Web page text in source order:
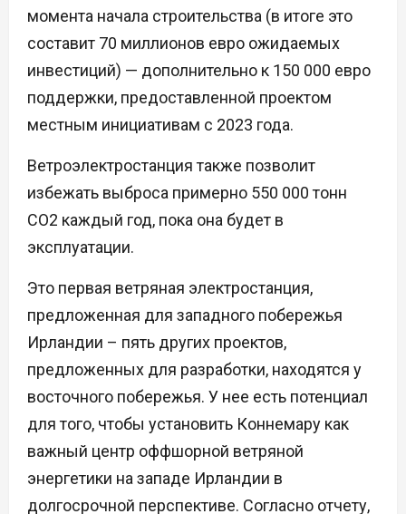
момента начала строительства (в итоге это
составит 70 миллионов евро ожидаемых
инвестиций) — дополнительно к 150 000 евро
поддержки, предоставленной проектом
местным инициативам с 2023 года.
Ветроэлектростанция также позволит
избежать выброса примерно 550 000 тонн
CO2 каждый год, пока она будет в
эксплуатации.
Это первая ветряная электростанция,
предложенная для западного побережья
Ирландии – пять других проектов,
предложенных для разработки, находятся у
восточного побережья. У нее есть потенциал
для того, чтобы установить Коннемару как
важный центр оффшорной ветряной
энергетики на западе Ирландии в
долгосрочной перспективе. Согласно отчету,